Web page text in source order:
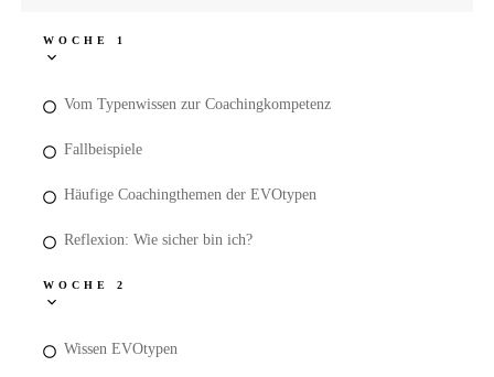
WOCHE 1
Vom Typenwissen zur Coachingkompetenz
Fallbeispiele
Häufige Coachingthemen der EVOtypen
Reflexion: Wie sicher bin ich?
WOCHE 2
Wissen EVOtypen